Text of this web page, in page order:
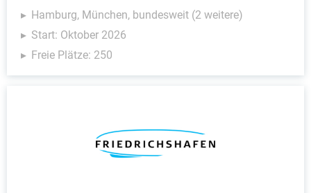
Hamburg, München, bundesweit (2 weitere)
Start: Oktober 2026
Freie Plätze: 250